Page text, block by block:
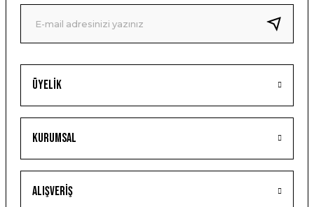
Üyelik
Kurumsal
Alışveriş